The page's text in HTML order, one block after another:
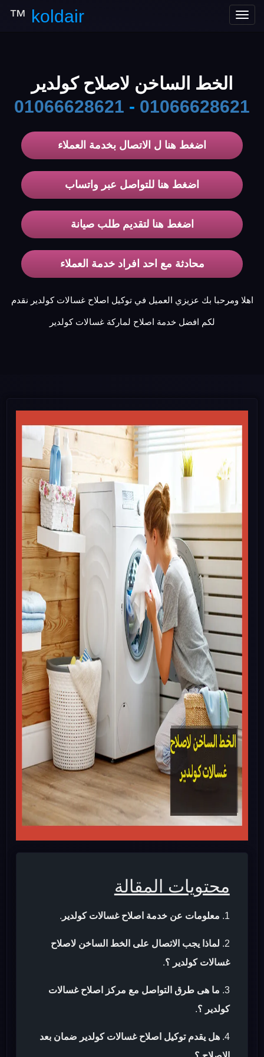
Toggle
koldair
™
الخط الساخن لاصلاح كولدير
01066628621
-
01066628621
اضغط هنا ل الاتصال بخدمة العملاء
اضغط هنا للتواصل عبر واتساب
اضغط هنا لتقديم طلب صيانة
محادثة مع احد افراد خدمة العملاء
اهلا ومرحبا بك عزيزي العميل في توكيل اصلاح غسالات كولدير نقدم
لكم افضل خدمة اصلاح لماركة غسالات كولدير
محتويات المقالة
معلومات عن خدمة اصلاح غسالات كولدير .
لماذا يجب الاتصال على الخط الساخن لاصلاح
غسالات كولدير ؟.
ما هى طرق التواصل مع مركز اصلاح غسالات
كولدير ؟.
هل يقدم توكيل اصلاح غسالات كولدير ضمان بعد